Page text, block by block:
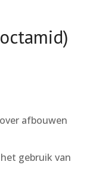
afbouwen
gebruik van